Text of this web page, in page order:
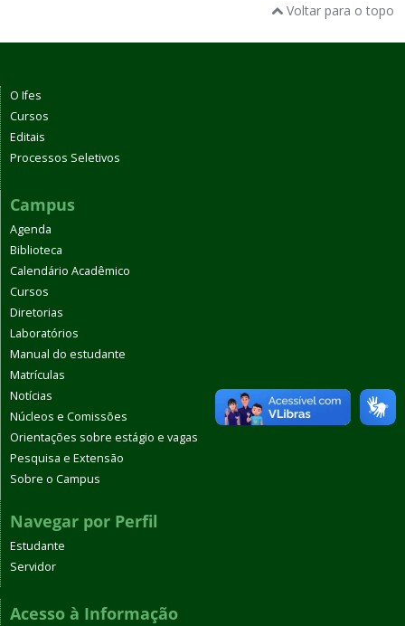
Voltar para o topo
O Ifes
Cursos
Editais
Processos Seletivos
Campus
Agenda
Biblioteca
Calendário Acadêmico
Cursos
Diretorias
Laboratórios
Manual do estudante
Matrículas
Notícias
Núcleos e Comissões
Orientações sobre estágio e vagas
Pesquisa e Extensão
Sobre o Campus
Navegar por Perfil
Estudante
Servidor
Acesso à Informação